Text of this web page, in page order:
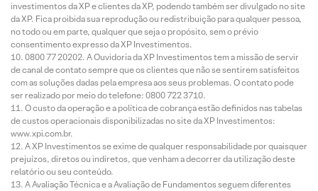
investimentos da XP e clientes da XP, podendo também ser divulgado no site
da XP. Fica proibida sua reprodução ou redistribuição para qualquer pessoa,
no todo ou em parte, qualquer que seja o propósito, sem o prévio
consentimento expresso da XP Investimentos.
0800 77 20202. A Ouvidoria da XP Investimentos tem a missão de servir
de canal de contato sempre que os clientes que não se sentirem satisfeitos
com as soluções dadas pela empresa aos seus problemas. O contato pode
ser realizado por meio do telefone: 0800 722 3710.
O custo da operação e a política de cobrança estão definidos nas tabelas
de custos operacionais disponibilizadas no site da XP Investimentos:
www.xpi.com.br.
A XP Investimentos se exime de qualquer responsabilidade por quaisquer
prejuízos, diretos ou indiretos, que venham a decorrer da utilização deste
relatório ou seu conteúdo.
A Avaliação Técnica e a Avaliação de Fundamentos seguem diferentes